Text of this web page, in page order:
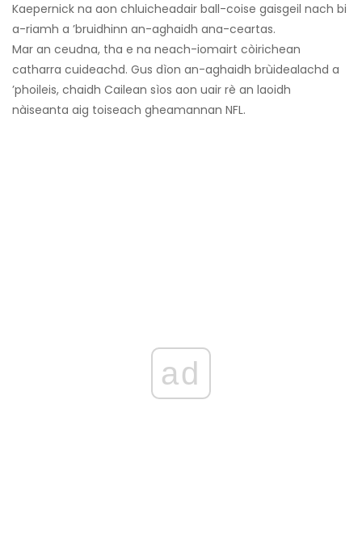
Kaepernick na aon chluicheadair ball-coise gaisgeil nach bi
a-riamh a ’bruidhinn an-aghaidh ana-ceartas.
Mar an ceudna, tha e na neach-iomairt còirichean
catharra cuideachd. Gus dìon an-aghaidh brùidealachd a
’phoileis, chaidh Cailean sìos aon uair rè an laoidh
nàiseanta aig toiseach gheamannan NFL.
ad